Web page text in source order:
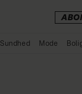
Sundhed Mode